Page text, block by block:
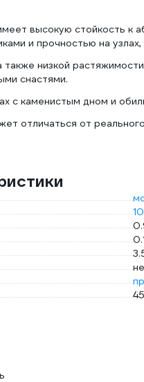
высокую стойкость
и прочностью на
также низкой
снастями.
с каменистым дном и
отличаться от